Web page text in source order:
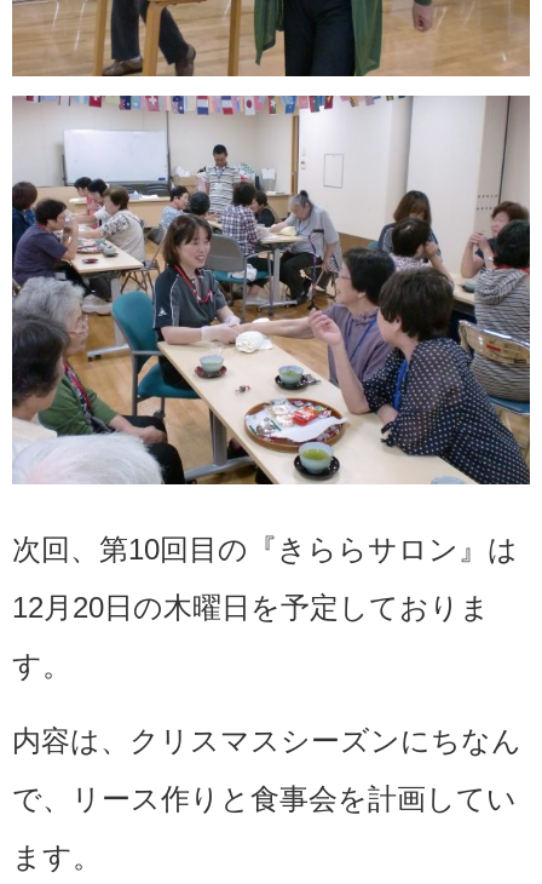
次回、第10回目の『きららサロン』は
12月20日の木曜日を予定しておりま
す。
内容は、クリスマスシーズンにちなん
で、リース作りと食事会を計画してい
ます。